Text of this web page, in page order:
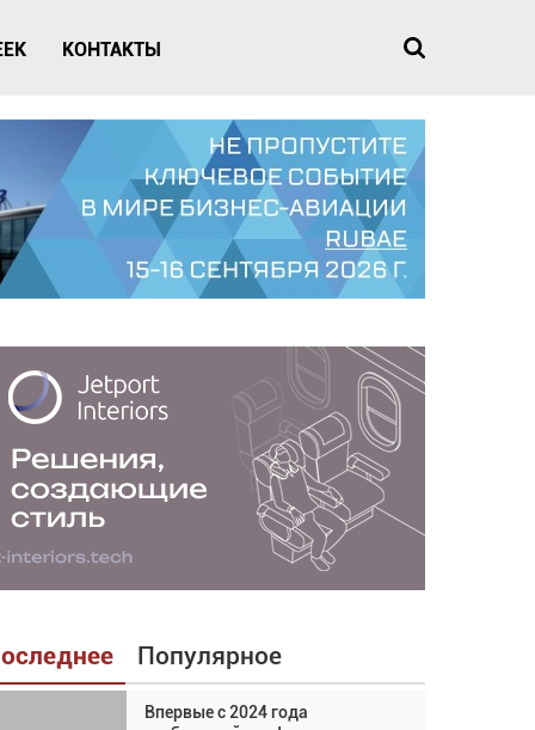
КОНТАКТЫ
Популярное
Впервые с 2024 года
Взгляд с высоты: тандем